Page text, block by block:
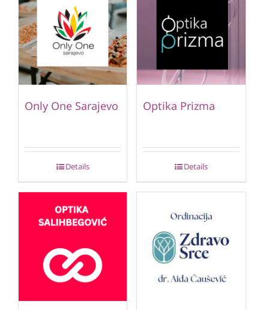
Only One Sarajevo
Details
Optika Prizma
Details